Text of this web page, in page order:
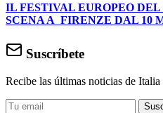
IL FESTIVAL EUROPEO
SCENA A FIRENZE DAL 10
Suscríbete
Recibe las últimas noticias de